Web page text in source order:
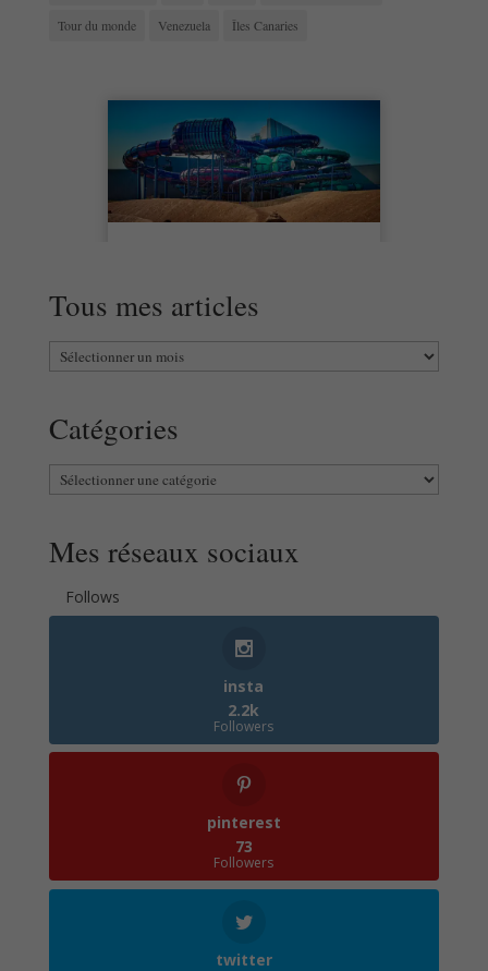
Tour du monde Venezuela Îles Canaries
Tous mes articles
Tous
Catégories
Catégories
Mes réseaux sociaux
Follows
insta
2.2k
Followers
pinterest
73
Followers
twitter